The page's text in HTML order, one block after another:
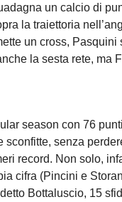
un calcio di
la traiettoria
un cross, Pasquini
la sesta rete, ma
season con 76
senza
record. Non solo,
cifra (Pincini e
Bottaluscio, 15